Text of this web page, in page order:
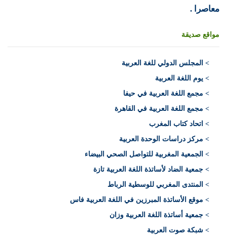
معاصرا .
مواقع صديقة
> المجلس الدولي للغة العربية
> يوم اللغة العربية
> مجمع اللغة العربية في حيفا
> مجمع اللغة العربية في القاهرة
> اتحاد كتاب المغرب
> مركز دراسات الوحدة العربية
> الجمعية المغربية للتواصل الصحي البيضاء
> جمعية الضاد لأساتذة اللغة العربية تازة
> المنتدى المغربي للوسطية الرباط
> موقع الأساتذة المبرزين في اللغة العربية فاس
> جمعية أساتذة اللغة العربية وزان
> شبكة صوت العربية